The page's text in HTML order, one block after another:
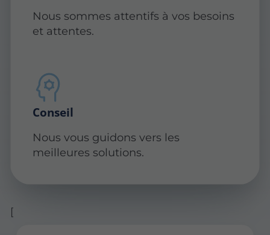
Nous sommes attentifs à vos besoins
et attentes.
Conseil
Nous vous guidons vers les
meilleures solutions.
[